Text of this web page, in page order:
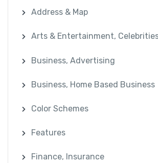
Address & Map
Arts & Entertainment,
Business, Advertising
Business, Home Based Business
Color Schemes
Features
Finance, Insurance